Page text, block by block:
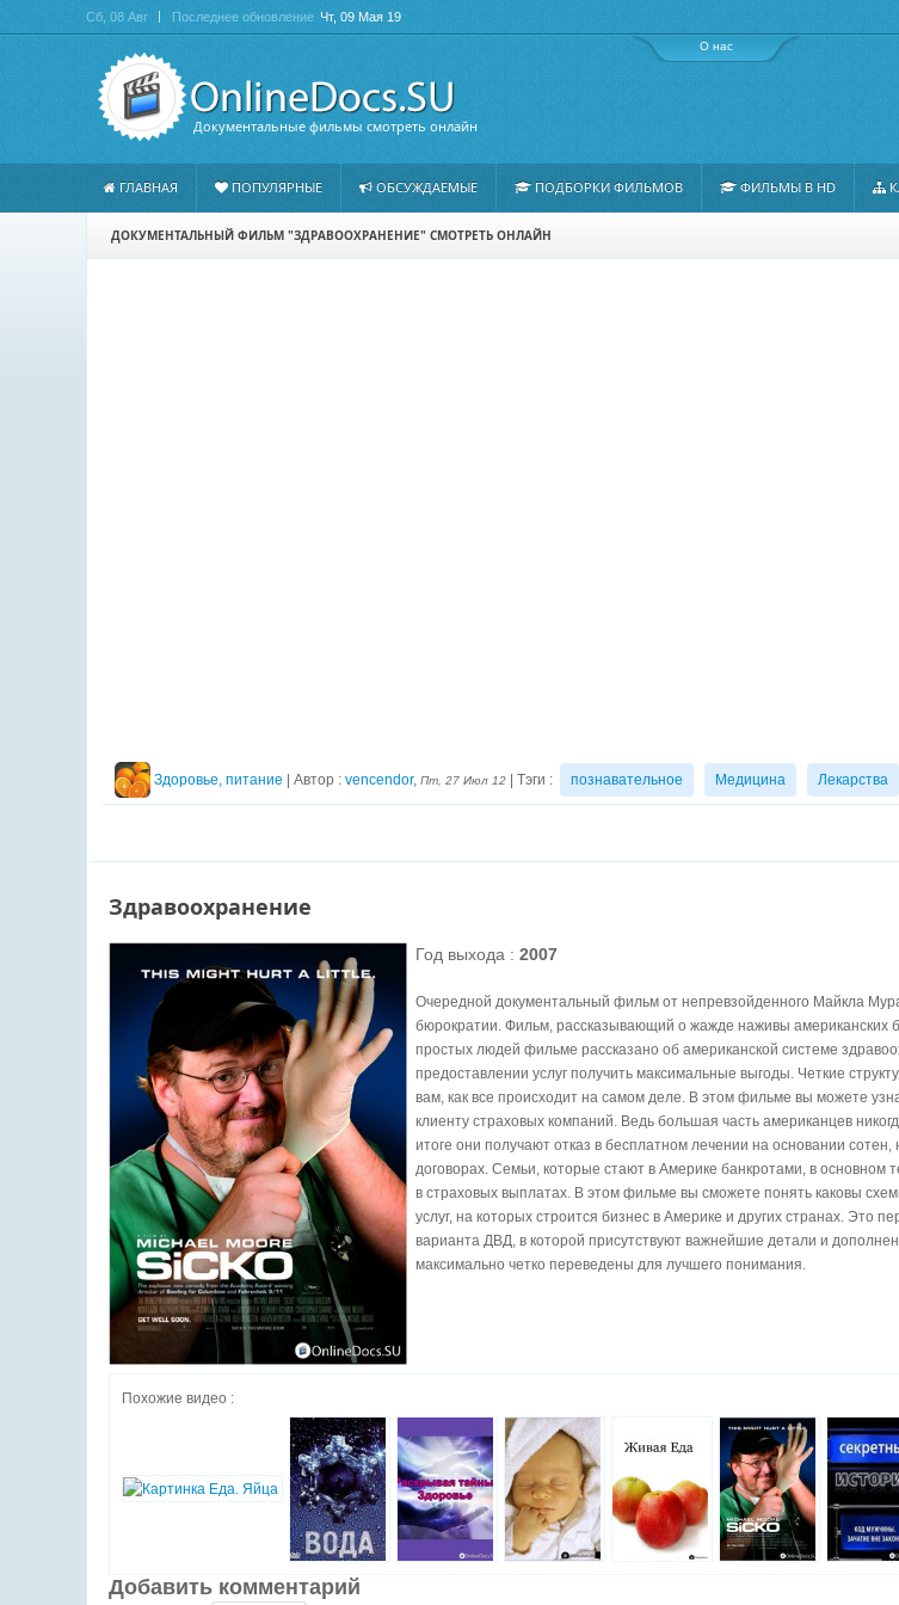
Документальные фильмы смотреть онлайн
О нас
Сб, 08 Авг Последнее обновление Чт, 09 Мая 19
ГЛАВНАЯ ПОПУЛЯРНЫЕ ОБСУЖДАЕМЫЕ ПОДБОРКИ ФИЛЬМОВ ФИЛЬМЫ В HD
ДОКУМЕНТАЛЬНЫЙ ФИЛЬМ "ЗДРАВООХРАНЕНИЕ" СМОТРЕТЬ ОНЛАЙН
Здоровье, питание | Автор : vencendor, Пт, 27 Июл 12 | Тэги : познавательное Медицина Лекарства
Здравоохранение
Год выхода : 2007
Очередной документальный фильм от непревзойденного Майкла
бюрократии. Фильм, рассказывающий о жажде наживы американских
простых людей фильме рассказано об американской системе
предоставлении услуг получить максимальные выгоды. Четкие
вам, как все происходит на самом деле. В этом фильме вы можете
клиенту страховых компаний. Ведь большая часть американцев
итоге они получают отказ в бесплатном лечении на основании сотен,
договорах. Семьи, которые стают в Америке банкротами, в основном
в страховых выплатах. В этом фильме вы сможете понять каковы
услуг, на которых строится бизнес в Америке и других странах. Это
варианта ДВД, в которой присутствуют важнейшие детали и
максимально четко переведены для лучшего понимания.
Похожие видео :
Добавить комментарий